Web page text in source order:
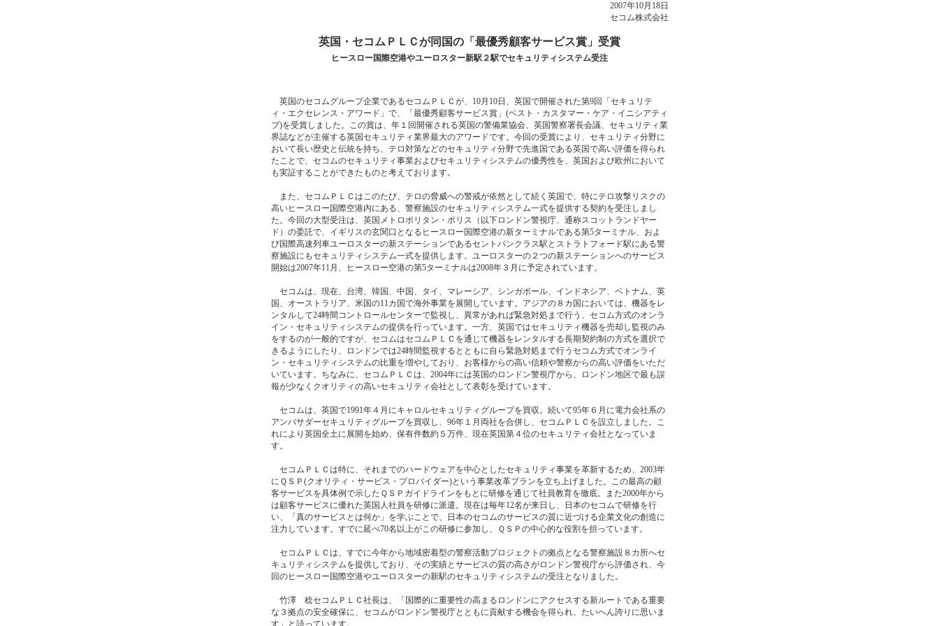
2007年10月18日
セコム株式会社
英国・セコムＰＬＣが同国の「最優秀顧客サービス賞」受賞
ヒースロー国際空港やユーロスター新駅２駅でセキュリティシステム受注
英国のセコムグループ企業であるセコムＰＬＣが、10月10日、英国で開催された第9回「セキュリテ
ィ・エクセレンス・アワード」で、「最優秀顧客サービス賞」(ベスト・カスタマー・ケア・イニシアティ
ブ)を受賞しました。この賞は、年１回開催される英国の警備業協会、英国警察署長会議、セキュリティ業
界誌などが主催する英国セキュリティ業界最大のアワードです。今回の受賞により、セキュリティ分野に
おいて長い歴史と伝統を持ち、テロ対策などのセキュリティ分野で先進国である英国で高い評価を得られ
たことで、セコムのセキュリティ事業およびセキュリティシステムの優秀性を、英国および欧州において
も実証することができたものと考えております。
また、セコムＰＬＣはこのたび、テロの脅威への警戒が依然として続く英国で、特にテロ攻撃リスクの
高いヒースロー国際空港内にある、警察施設のセキュリティシステム一式を提供する契約を受注しまし
た。今回の大型受注は、英国メトロポリタン・ポリス（以下ロンドン警視庁、通称スコットランドヤー
ド）の委託で、イギリスの玄関口となるヒースロー国際空港の新ターミナルである第5ターミナル、およ
び国際高速列車ユーロスターの新ステーションであるセントパンクラス駅とストラトフォード駅にある警
察施設にもセキュリティシステム一式を提供します。ユーロスターの２つの新ステーションへのサービス
開始は2007年11月、ヒースロー空港の第5ターミナルは2008年３月に予定されています。
セコムは、現在、台湾、韓国、中国、タイ、マレーシア、シンガポール、インドネシア、ベトナム、英
国、オーストラリア、米国の11カ国で海外事業を展開しています。アジアの８カ国においては、機器をレ
ンタルして24時間コントロールセンターで監視し、異常があれば緊急対処まで行う、セコム方式のオンラ
イン・セキュリティシステムの提供を行っています。一方、英国ではセキュリティ機器を売却し監視のみ
をするのが一般的ですが、セコムはセコムＰＬＣを通じて機器をレンタルする長期契約制の方式を選択で
きるようにしたり、ロンドンでは24時間監視するとともに自ら緊急対処まで行うセコム方式でオンライ
ン・セキュリティシステムの比重を増やしており、お客様からの高い信頼や警察からの高い評価をいただ
いています。ちなみに、セコムＰＬＣは、2004年には英国のロンドン警視庁から、ロンドン地区で最も誤
報が少なくクオリティの高いセキュリティ会社として表彰を受けています。
セコムは、英国で1991年４月にキャロルセキュリティグループを買収。続いて95年６月に電力会社系の
アンバサダーセキュリティグループを買収し、96年１月両社を合併し、セコムＰＬＣを設立しました。こ
れにより英国全土に展開を始め、保有件数約５万件、現在英国第４位のセキュリティ会社となっていま
す。
セコムＰＬＣは特に、それまでのハードウェアを中心としたセキュリティ事業を革新するため、2003年
にＱＳＰ(クオリティ・サービス・プロバイダー)という事業改革プランを立ち上げました。この最高の顧
客サービスを具体例で示したＱＳＰガイドラインをもとに研修を通じて社員教育を徹底。また2000年から
は顧客サービスに優れた英国人社員を研修に派遣。現在は毎年12名が来日し、日本のセコムで研修を行
い、「真のサービスとは何か」を学ぶことで、日本のセコムのサービスの質に近づける企業文化の創造に
注力しています。すでに延べ70名以上がこの研修に参加し、ＱＳＰの中心的な役割を担っています。
セコムＰＬＣは、すでに今年から地域密着型の警察活動プロジェクトの拠点となる警察施設８カ所へセ
キュリティシステムを提供しており、その実績とサービスの質の高さがロンドン警視庁から評価され、今
回のヒースロー国際空港やユーロスターの新駅のセキュリティシステムの受注となりました。
竹澤 稔セコムＰＬＣ社長は、「国際的に重要性の高まるロンドンにアクセスする新ルートである重要
な３拠点の安全確保に、セコムがロンドン警視庁とともに貢献する機会を得られ、たいへん誇りに思いま
す」と語っています。